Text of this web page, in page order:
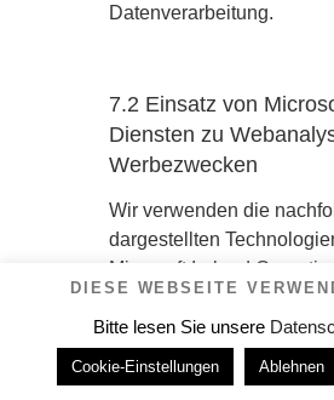
Datenverarbeitung.
7.2 Einsatz von
Diensten zu
Werbezwecken
Wir verwenden die
dargestellten
Microsoft Ireland
Microsoft Place, South
Business Park,
18, D18 P521, Irland
Datenverarbeitung erfolgt
DIESE WEBSEITE
Bitte lesen Sie unsere
Cookie-Einstellungen Ablehnen